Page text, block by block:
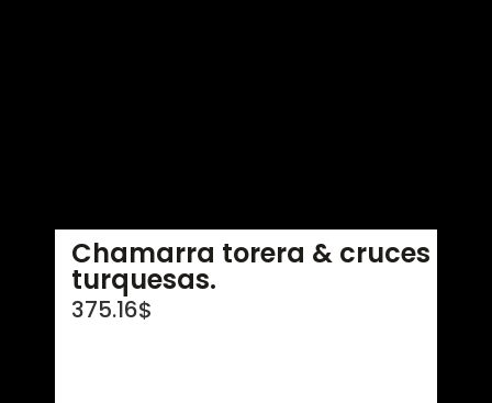
Chamarra torera & cruces
turquesas.
375.16$